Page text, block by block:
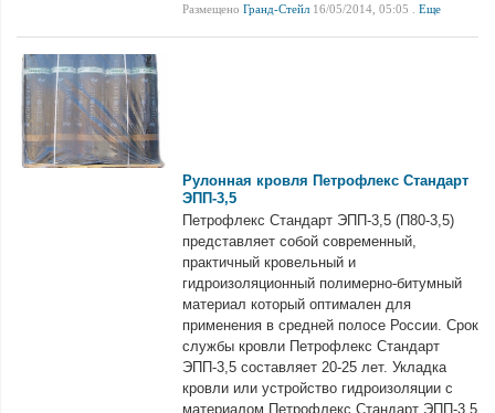
Размещено Гранд-Стейл 16/05/2014, 05:05 . Еще
Рулонная кровля Петрофлекс Стандарт
ЭПП-3,5
Петрофлекс Стандарт ЭПП-3,5 (П80-3,5)
представляет собой современный,
практичный кровельный и
гидроизоляционный полимерно-битумный
материал который оптимален для
применения в средней полосе России. Срок
службы кровли Петрофлекс Стандарт
ЭПП-3,5 составляет 20-25 лет. Укладка
кровли или устройство гидроизоляции с
материалом Петрофлекс Стандарт ЭПП-3,5